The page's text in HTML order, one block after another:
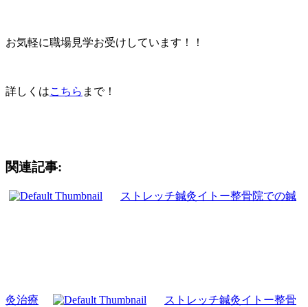
お気軽に職場見学お受けしています！！
詳しくはこちら まで！
関連記事:
ストレッチ鍼灸イトー整骨院での鍼
灸治療 ストレッチ鍼灸イトー整骨